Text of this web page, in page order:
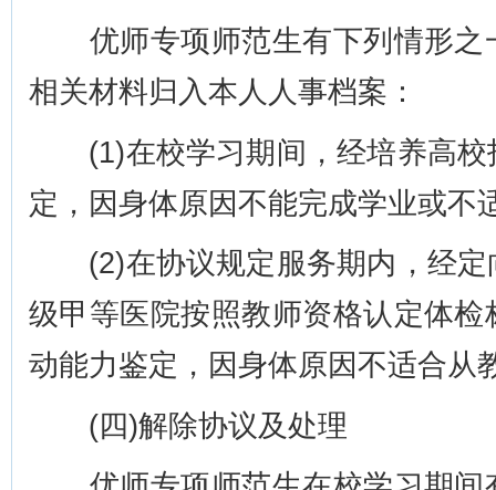
优师专项师范生有下列情形之
相关材料归入本人人事档案：
(1)在校学习期间，经培养高校
定，因身体原因不能完成学业或不
(2)在协议规定服务期内，经定
级甲等医院按照教师资格认定体
动能力鉴定，因身体原因不适合从
(四)解除协议及处理